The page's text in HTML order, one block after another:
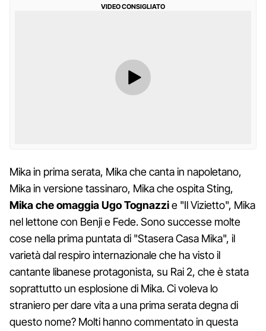
VIDEO CONSIGLIATO
Mika in prima serata, Mika che canta in napoletano,
Mika in versione tassinaro, Mika che ospita Sting,
Mika che omaggiaUgo Tognazzie "Il Vizietto", Mika
nel lettone con Benji e Fede. Sono successe molte
cose nella prima puntata di "Stasera Casa Mika", il
varietà dal respiro internazionale che ha visto il
cantante libanese protagonista, su Rai 2, che è stata
soprattutto un esplosione di Mika. Ci voleva lo
straniero per dare vita a una prima serata degna di
questo nome? Molti hanno commentato in questa